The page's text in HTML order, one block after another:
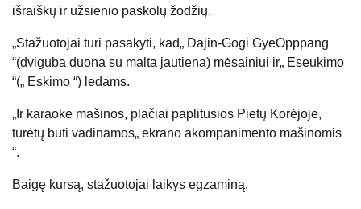
išraiškų ir užsienio paskolų žodžių.
„Stažuotojai turi pasakyti, kad„ Dajin-Gogi GyeOpppang
“(dviguba duona su malta jautiena) mėsainiui ir„ Eseukimo
“(„ Eskimo “) ledams.
„Ir karaoke mašinos, plačiai paplitusios Pietų Korėjoje,
turėtų būti vadinamos„ ekrano akompanimento mašinomis
“.
Baigę kursą, stažuotojai laikys egzaminą.